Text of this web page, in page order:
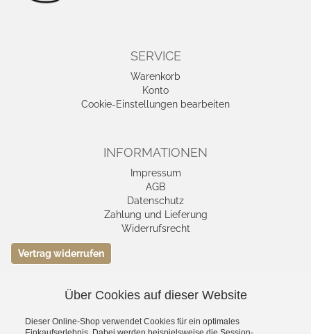
SERVICE
Warenkorb
Konto
Cookie-Einstellungen bearbeiten
INFORMATIONEN
Impressum
AGB
Datenschutz
Zahlung und Lieferung
Widerrufsrecht
Vertrag widerrufen
VERSAND- &
Über Cookies auf dieser Website
Dieser Online-Shop verwendet Cookies für ein optimales